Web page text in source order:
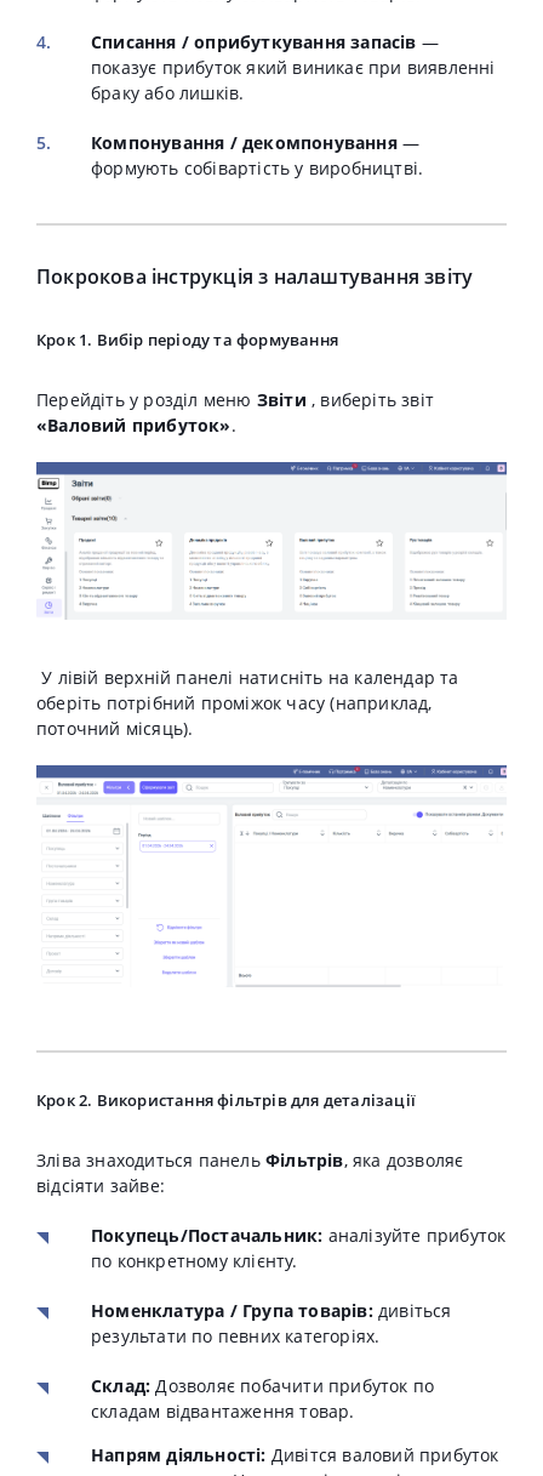
Списання / оприбуткування запасів —
показує прибуток який виникає при виявленні
браку або лишків.
Компонування / декомпонування—
формують собівартість у виробництві.
Покрокова інструкція з налаштування звіту
Крок 1. Вибір періоду та формування
Перейдіть у розділ меню Звіти , виберіть звіт
«Валовий прибуток».
У лівій верхній панелі натисніть на календар та
оберіть потрібний проміжок часу (наприклад,
поточний місяць).
Крок 2. Використання фільтрів для деталізації
Зліва знаходиться панельФільтрів, яка дозволяє
відсіяти зайве:
Покупець/Постачальник: аналізуйте прибуток
по конкретному клієнту.
Номенклатура / Група товарів:дивіться
результати по певних категоріях.
Склад: Дозволяє побачити прибуток по
складам відвантаження товар.
Напрям діяльності: Дивітся валовий прибуток